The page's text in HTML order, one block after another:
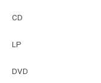
CD
LP
DVD